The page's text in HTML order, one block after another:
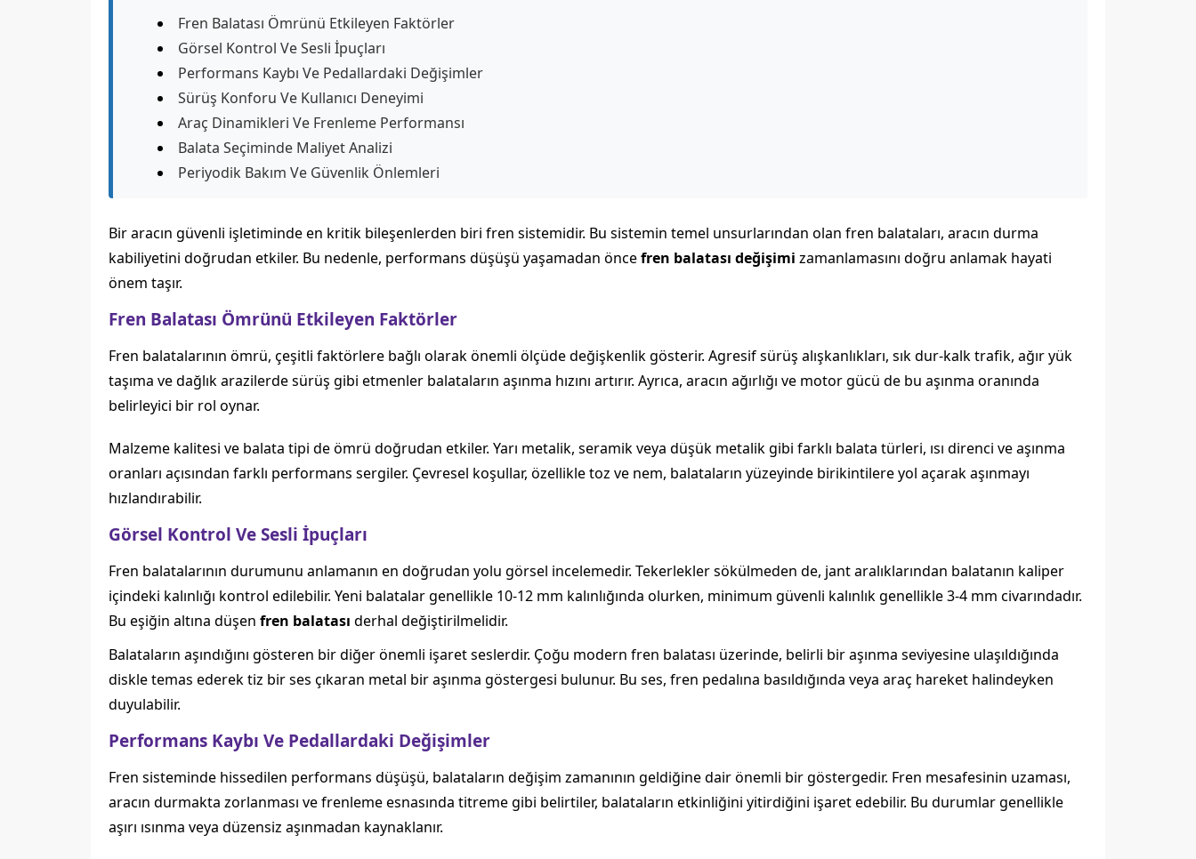
Fren Balatası Ömrünü Etkileyen Faktörler
Görsel Kontrol Ve Sesli İpuçları
Performans Kaybı Ve Pedallardaki Değişimler
Sürüş Konforu Ve Kullanıcı Deneyimi
Araç Dinamikleri Ve Frenleme Performansı
Balata Seçiminde Maliyet Analizi
Periyodik Bakım Ve Güvenlik Önlemleri
Bir aracın güvenli işletiminde en kritik bileşenlerden biri fren sistemidir. Bu sistemin temel unsurlarından olan fren balataları, aracın durma
kabiliyetini doğrudan etkiler. Bu nedenle, performans düşüşü yaşamadan öncefren balatası değişimi zamanlamasını doğru anlamak hayati
önem taşır.
Fren Balatası Ömrünü Etkileyen Faktörler
Fren balatalarının ömrü, çeşitli faktörlere bağlı olarak önemli ölçüde değişkenlik gösterir. Agresif sürüş alışkanlıkları, sık dur-kalk trafik, ağır yük
taşıma ve dağlık arazilerde sürüş gibi etmenler balataların aşınma hızını artırır. Ayrıca, aracın ağırlığı ve motor gücü de bu aşınma oranında
belirleyici bir rol oynar.
Malzeme kalitesi ve balata tipi de ömrü doğrudan etkiler. Yarı metalik, seramik veya düşük metalik gibi farklı balata türleri, ısı direnci ve aşınma
oranları açısından farklı performans sergiler. Çevresel koşullar, özellikle toz ve nem, balataların yüzeyinde birikintilere yol açarak aşınmayı
hızlandırabilir.
Görsel Kontrol Ve Sesli İpuçları
Fren balatalarının durumunu anlamanın en doğrudan yolu görsel incelemedir. Tekerlekler sökülmeden de, jant aralıklarından balatanın kaliper
içindeki kalınlığı kontrol edilebilir. Yeni balatalar genellikle 10-12 mm kalınlığında olurken, minimum güvenli kalınlık genellikle 3-4 mm civarındadır.
Bu eşiğin altına düşen fren balatası derhal değiştirilmelidir.
Balataların aşındığını gösteren bir diğer önemli işaret seslerdir. Çoğu modern fren balatası üzerinde, belirli bir aşınma seviyesine ulaşıldığında
diskle temas ederek tiz bir ses çıkaran metal bir aşınma göstergesi bulunur. Bu ses, fren pedalına basıldığında veya araç hareket halindeyken
duyulabilir.
Performans Kaybı Ve Pedallardaki Değişimler
Fren sisteminde hissedilen performans düşüşü, balataların değişim zamanının geldiğine dair önemli bir göstergedir. Fren mesafesinin uzaması,
aracın durmakta zorlanması ve frenleme esnasında titreme gibi belirtiler, balataların etkinliğini yitirdiğini işaret edebilir. Bu durumlar genellikle
aşırı ısınma veya düzensiz aşınmadan kaynaklanır.